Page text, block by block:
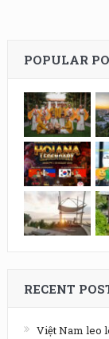
POPULAR
RECENT
Việt Nam leo